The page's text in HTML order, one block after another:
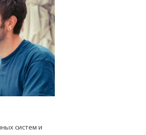
систем и